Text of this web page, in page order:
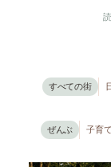
すべての街
ぜんぶ 子育て